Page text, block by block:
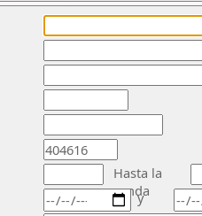
Hasta la
ronda
y